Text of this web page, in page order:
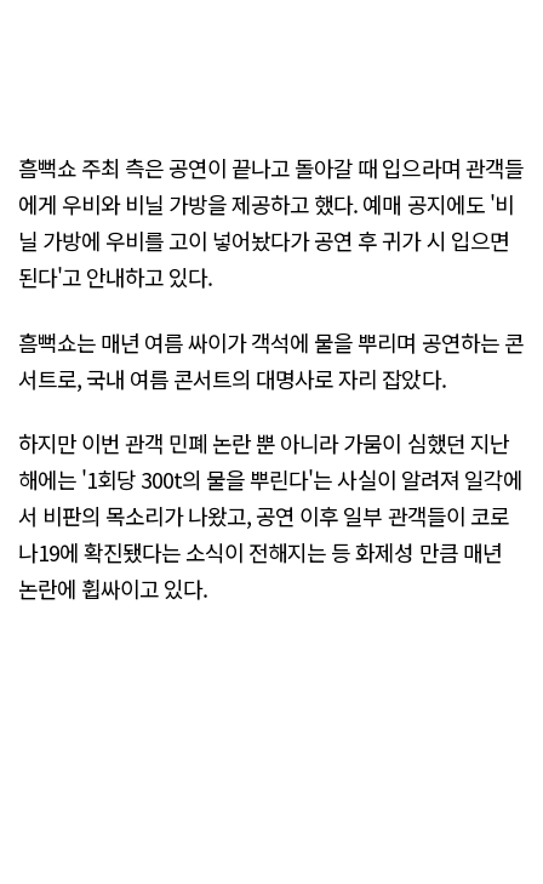
흠뻑쇼 주최 측은 공연이 끝나고 돌아갈 때 입으라며 관객들
에게 우비와 비닐 가방을 제공하고 했다. 예매 공지에도 '비
닐 가방에 우비를 고이 넣어놨다가 공연 후 귀가 시 입으면
된다'고 안내하고 있다.
흠뻑쇼는 매년 여름 싸이가 객석에 물을 뿌리며 공연하는 콘
서트로, 국내 여름 콘서트의 대명사로 자리 잡았다.
하지만 이번 관객 민폐 논란 뿐 아니라 가뭄이 심했던 지난
해에는 '1회당 300t의 물을 뿌린다'는 사실이 알려져 일각에
서 비판의 목소리가 나왔고, 공연 이후 일부 관객들이 코로
나19에 확진됐다는 소식이 전해지는 등 화제성 만큼 매년
논란에 휩싸이고 있다.